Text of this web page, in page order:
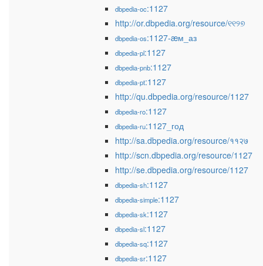
dbpedia-oc:1127
http://or.dbpedia.org/resource/୧୧୨୭
dbpedia-os:1127-æм_аз
dbpedia-pl:1127
dbpedia-pnb:1127
dbpedia-pt:1127
http://qu.dbpedia.org/resource/1127
dbpedia-ro:1127
dbpedia-ru:1127_год
http://sa.dbpedia.org/resource/११२७
http://scn.dbpedia.org/resource/1127
http://se.dbpedia.org/resource/1127
dbpedia-sh:1127
dbpedia-simple:1127
dbpedia-sk:1127
dbpedia-sl:1127
dbpedia-sq:1127
dbpedia-sr:1127